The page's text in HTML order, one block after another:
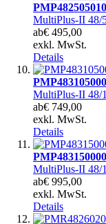
PMP482505010
MultiPlus-II 48/
ab€ 495,00
exkl. MwSt.
Details
PMP483105000
MultiPlus-II 48/
ab€ 749,00
exkl. MwSt.
Details
PMP483150000
MultiPlus-II 48/
ab€ 995,00
exkl. MwSt.
Details